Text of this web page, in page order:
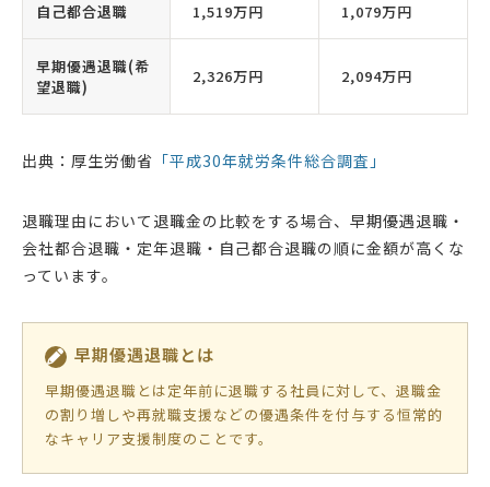
自己都合退職 1,519万円 1,079万円
早期優遇退職(希
望退職)
2,326万円 2,094万円
出典：厚生労働省 「平成30年就労条件総合調査」
退職理由において退職金の比較をする場合、早期優遇退職・
会社都合退職・定年退職・自己都合退職の順に金額が高くな
っています。
早期優遇退職とは
早期優遇退職とは定年前に退職する社員に対して、退職金
の割り増しや再就職支援などの優遇条件を付与する恒常的
なキャリア支援制度のことです。